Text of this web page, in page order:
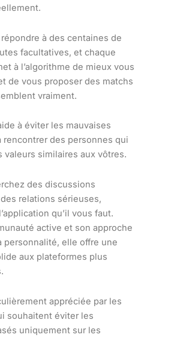
à des centaines de
facultatives, et chaque
à l’algorithme de mieux vous
de vous proposer des matchs
vraiment.
à éviter les mauvaises
rencontrer des personnes qui
valeurs similaires aux vôtres.
des discussions
relations sérieuses,
qu’il vous faut.
active et son approche
personnalité, elle offre une
aux plateformes plus
appréciée par les
souhaitent éviter les
uniquement sur les